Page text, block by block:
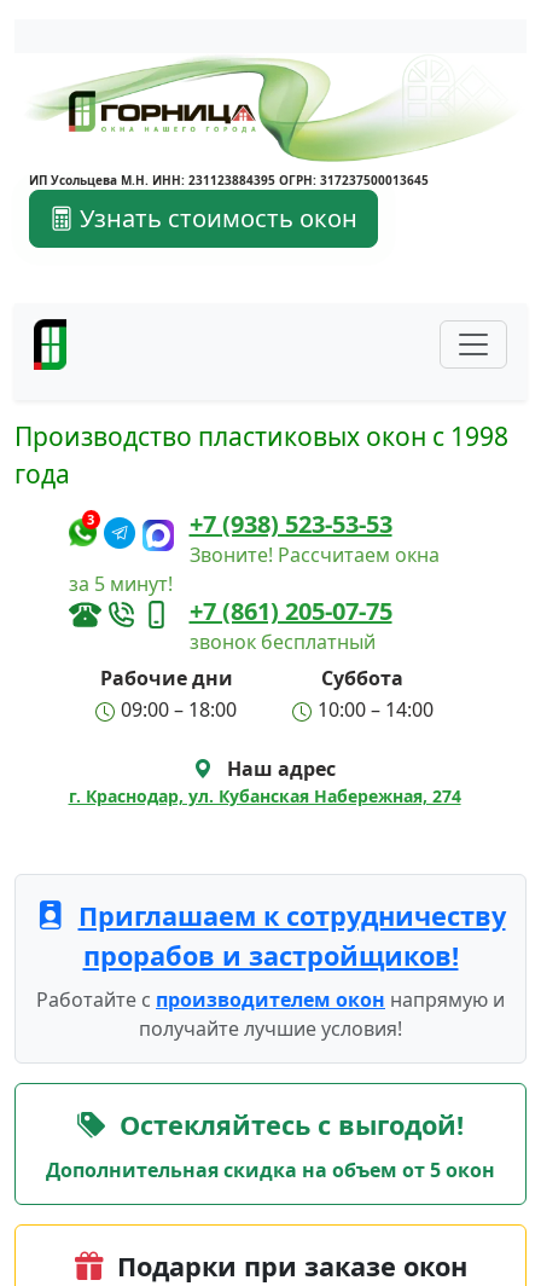
Написать в Max
Написать в Telegram
ИП Усольцева М.Н. ИНН: 231123884395 ОГРН: 317237500013645
Узнать стоимость окон
Производство пластиковых окон с 1998
года
3 +7 (938) 523-53-53
Звоните! Рассчитаем окна
за 5 минут!
+7 (861) 205-07-75
звонок бесплатный
Рабочие дни
Суббота
09:00 – 18:00
10:00 – 14:00
Наш адрес
г. Краснодар, ул. Кубанская Набережная, 274
Приглашаем к сотрудничеству
прорабов и застройщиков!
Работайте с производителем окон напрямую и
получайте лучшие условия!
Остекляйтесь с выгодой!
Дополнительная скидка на объем от 5 окон
Подарки при заказе окон